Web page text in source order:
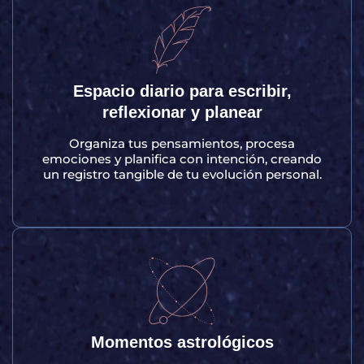
Espacio diario para escribir,
reflexionar y planear
Organiza tus pensamientos, procesa
emociones y planifica con intención, creando
un registro tangible de tu evolución personal.
Momentos astrológicos